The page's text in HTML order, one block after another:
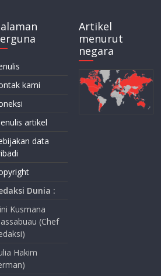
kami
artikel
data
Dunia :
Kusmana
(Chef
Hakim
Artikel
menurut
negara